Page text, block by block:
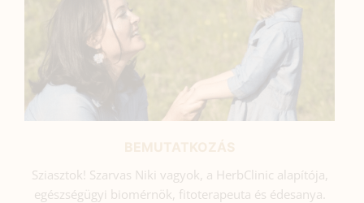
Sziasztok! Szarvas Niki vagyok, a HerbClinic alapítója,
egészségügyi biomérnök, fitoterapeuta és édesanya.